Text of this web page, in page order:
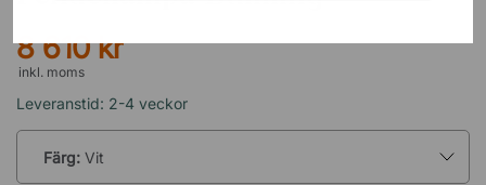
8 610 kr
inkl. moms
Leveranstid: 2-4 veckor
Färg: Vit